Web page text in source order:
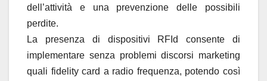
dell’attività e una prevenzione delle possibili
perdite.
La presenza di dispositivi RFId consente di
implementare senza problemi discorsi marketing
quali fidelity card a radio frequenza, potendo così